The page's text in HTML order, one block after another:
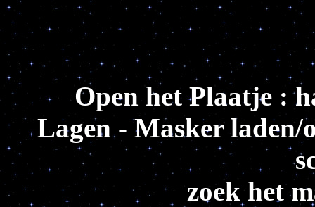
Open het Plaatje :
Lagen - Masker laden/
zoek het